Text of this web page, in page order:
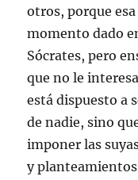
otros, porque
momento dado
Sócrates, pero
que no le
está dispuesto a
de nadie, sino
imponer las
y